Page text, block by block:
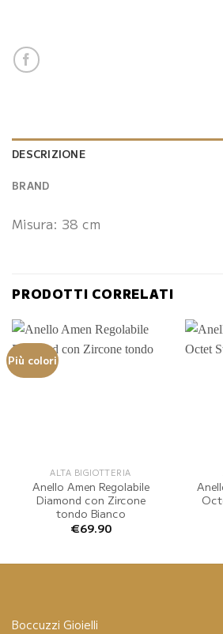
DESCRIZIONE
BRAND
Misura: 38 cm
PRODOTTI CORRELATI
Più colori
ALTA BIGIOTTERIA
Anello Amen Regolabile
Diamond con Zircone
tondo Bianco
€69.90
Boccuzzi Gioielli